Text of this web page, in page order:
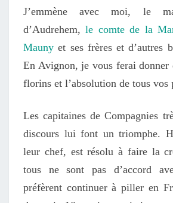
J’emmène avec moi, le
d’Audrehem,le comte de la
Mauny et ses frères et d’autres
En Avignon, je vous ferai donner
florins et l’absolution de tous vos
Les capitaines de Compagnies
discours lui font un triomphe.
leur chef, est résolu à faire la
tous ne sont pas d’accord
préfèrent continuer à piller en